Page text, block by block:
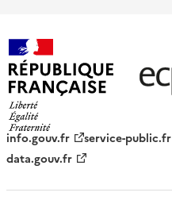
française - ECPAD
info.gouv.fr service-public.fr
data.gouv.fr